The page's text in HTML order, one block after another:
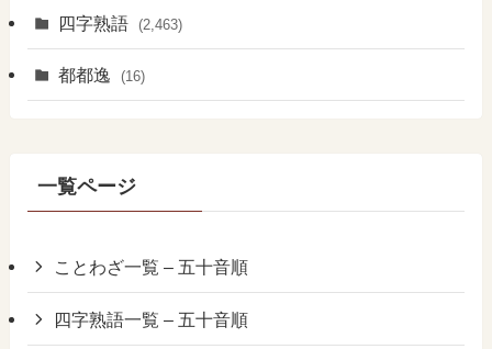
四字熟語 (2,463)
都都逸 (16)
一覧ページ
ことわざ一覧 – 五十音順
四字熟語一覧 – 五十音順